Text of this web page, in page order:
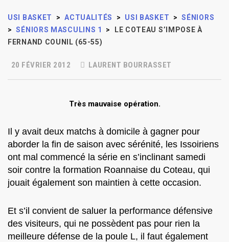
USI BASKET > ACTUALITÉS > USI BASKET > SÉNIORS
> SÉNIORS MASCULINS 1 >
LE COTEAU S’IMPOSE À
FERNAND COUNIL (65-55)
20 FÉVRIER 2012 LAURENT BOURRASSET
Très mauvaise opération.
Il y avait deux matchs à domicile à gagner pour
aborder la fin de saison avec sérénité, les Issoiriens
ont mal commencé la série en s’inclinant samedi
soir contre la formation Roannaise du Coteau, qui
jouait également son maintien à cette occasion.
Et s’il convient de saluer la performance défensive
des visiteurs, qui ne possèdent pas pour rien la
meilleure défense de la poule L, il faut également